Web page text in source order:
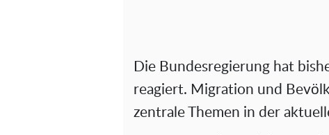
Die Bundesregierung hat
reagiert. Migration und
zentrale Themen in der